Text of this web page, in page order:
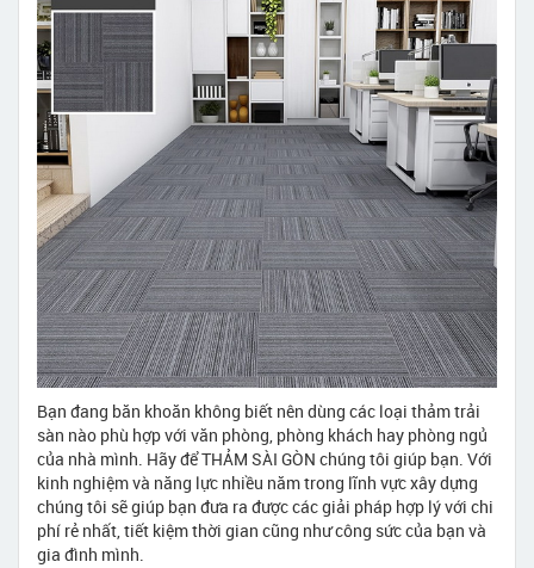
Bạn đang băn khoăn không biết nên dùng các loại thảm trải
sàn nào phù hợp với văn phòng, phòng khách hay phòng ngủ
của nhà mình. Hãy để THẢM SÀI GÒN chúng tôi giúp bạn. Với
kinh nghiệm và năng lực nhiều năm trong lĩnh vực xây dựng
chúng tôi sẽ giúp bạn đưa ra được các giải pháp hợp lý với chi
phí rẻ nhất, tiết kiệm thời gian cũng như công sức của bạn và
gia đình mình.